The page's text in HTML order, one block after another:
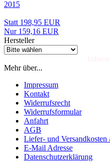
2015
Statt 198,95 EUR
Nur 159,16 EUR
Hersteller
Mehr über...
Impressum
Kontakt
Widerrufsrecht
Widerrufsformular
Anfahrt
AGB
Liefer- und Versandkosten
E-Mail Adresse
Datenschutzerklärung